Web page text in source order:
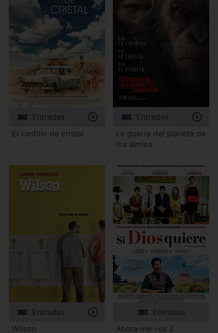
Entradas
El castillo de cristal
Entradas
La guerra del planeta de
los simios
Entradas
Wilson
Entradas
Ahora me ves 2